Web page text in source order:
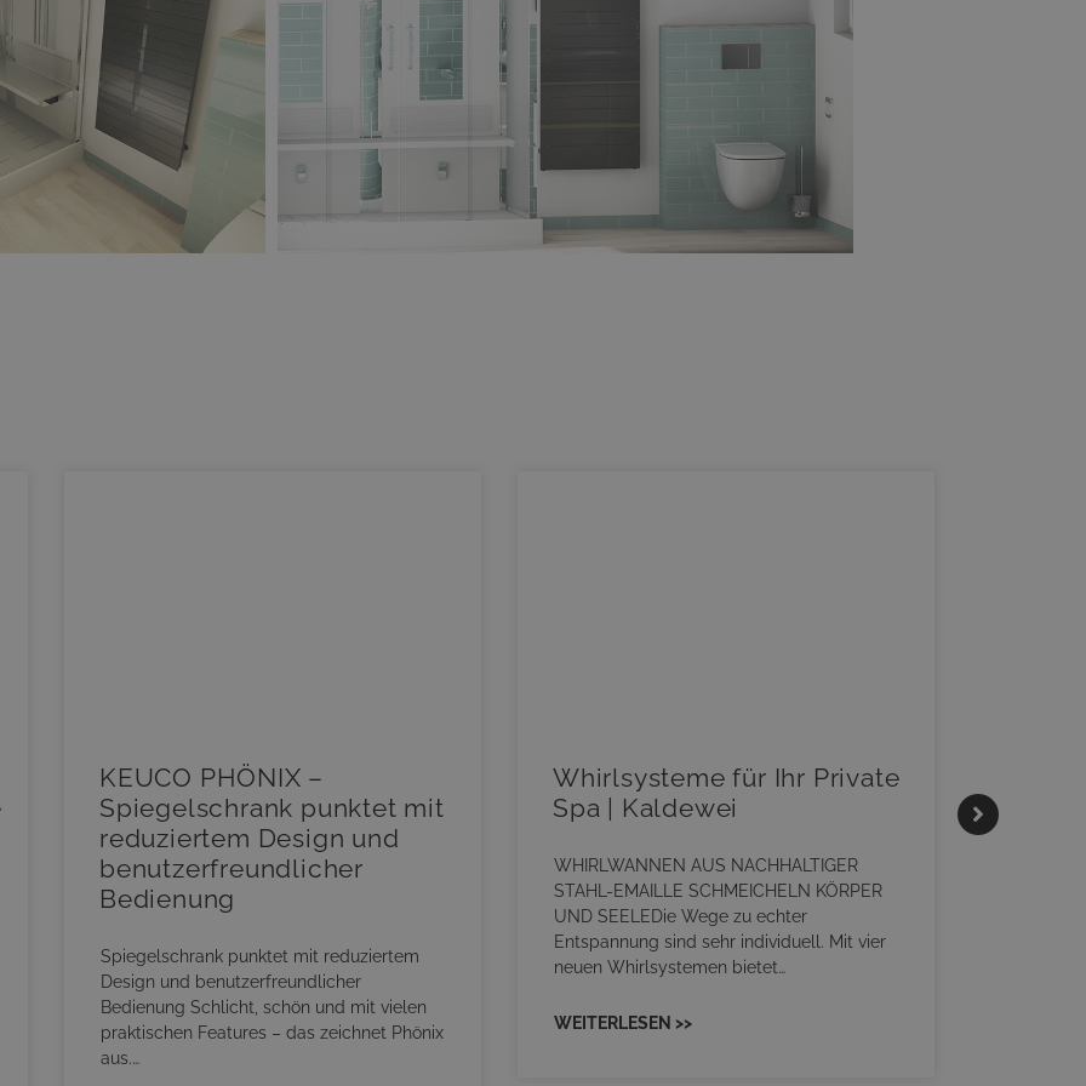
KEUCO PHÖNIX –
Spiegelschrank punktet mit
reduziertem Design und
benutzerfreundlicher
Bedienung
Spiegelschrank punktet mit reduziertem
Design und benutzerfreundlicher
Bedienung Schlicht, schön und mit vielen
praktischen Features – das zeichnet Phönix
aus.…
Whirlsysteme für Ihr Private
Spa | Kaldewei
WHIRLWANNEN AUS NACHHALTIGER
STAHL-EMAILLE SCHMEICHELN KÖRPER
UND SEELEDie Wege zu echter
Entspannung sind sehr individuell. Mit vier
neuen Whirlsystemen bietet…
WEITERLESEN >>